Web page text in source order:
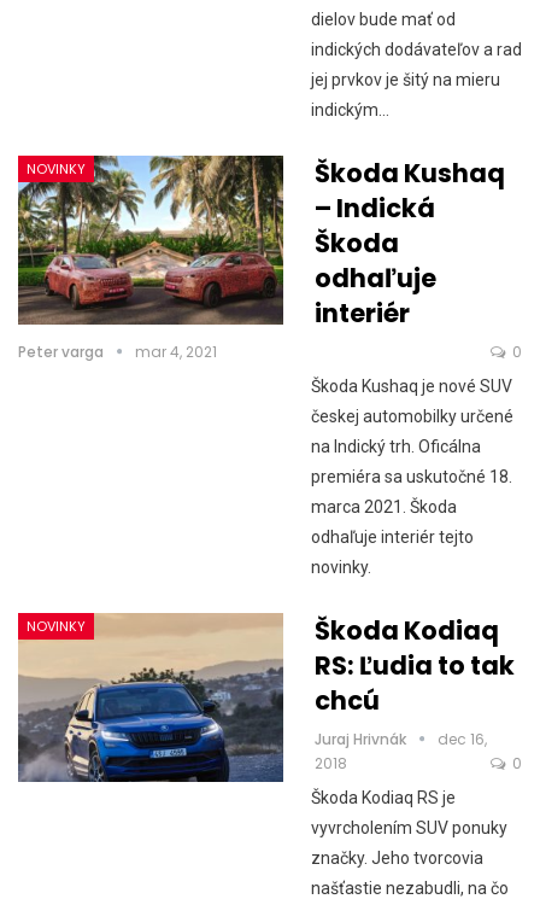
dielov bude mať od
indických dodávateľov a rad
jej prvkov je šitý na mieru
indickým…
NOVINKY
Škoda Kushaq
– Indická
Škoda
odhaľuje
interiér
Peter varga mar 4, 2021 0
Škoda Kushaq je nové SUV
českej automobilky určené
na Indický trh. Oficálna
premiéra sa uskutočné 18.
marca 2021. Škoda
odhaľuje interiér tejto
novinky.
NOVINKY
Škoda Kodiaq
RS: Ľudia to tak
chcú
Juraj Hrivnák
dec 16,
2018
0
Škoda Kodiaq RS je
vyvrcholením SUV ponuky
značky. Jeho tvorcovia
našťastie nezabudli, na čo